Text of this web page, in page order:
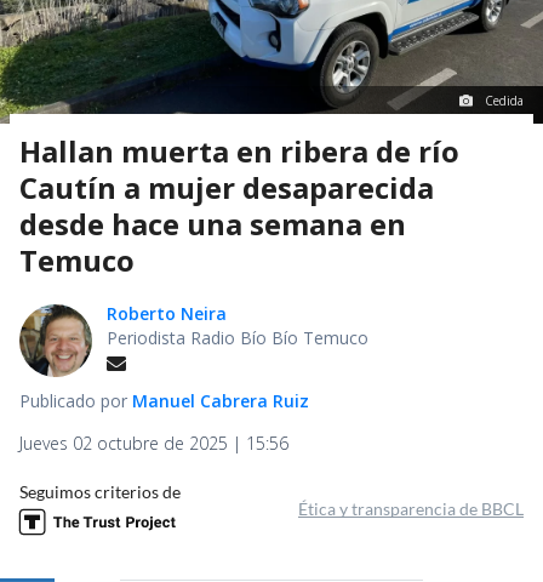
Cedida
Hallan muerta en ribera de río
Cautín a mujer desaparecida
desde hace una semana en
Temuco
Roberto Neira
Periodista Radio Bío Bío Temuco
Publicado por Manuel Cabrera Ruiz
Jueves 02 octubre de 2025 | 15:56
Seguimos criterios de
Ética y transparencia de BBCL